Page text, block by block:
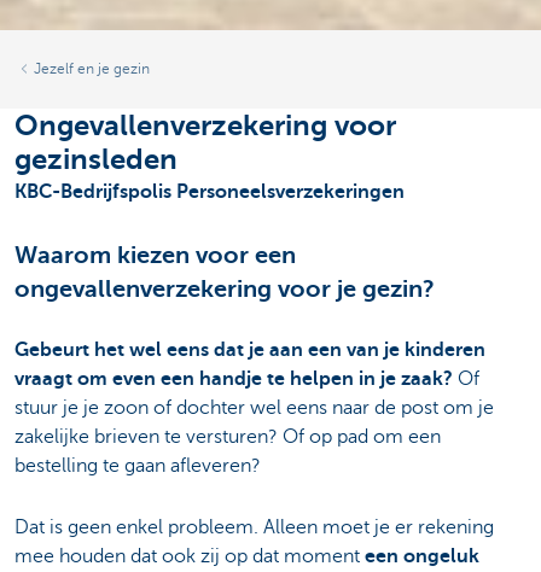
Jezelf en je gezin
Ongevallenverzekering voor
gezinsleden
KBC-Bedrijfspolis Personeelsverzekeringen
Waarom kiezen voor een
ongevallenverzekering voor je gezin?
Gebeurt het wel eens dat je aan een van je kinderen
vraagt om even een handje te helpen in je zaak? Of
stuur je je zoon of dochter wel eens naar de post om je
zakelijke brieven te versturen? Of op pad om een
bestelling te gaan afleveren?
Dat is geen enkel probleem. Alleen moet je er rekening
mee houden dat ook zij op dat moment een ongeluk